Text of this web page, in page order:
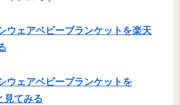
ウェアベビーブランケットを楽天
ウェアベビーブランケットを
見てみる